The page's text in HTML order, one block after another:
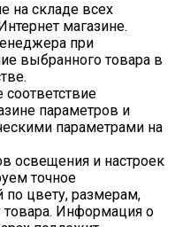
на складе всех
магазине.
при
выбранного товара в
параметров и
параметрами на
освещения и настроек
точное
по цвету, размерам,
Информация о